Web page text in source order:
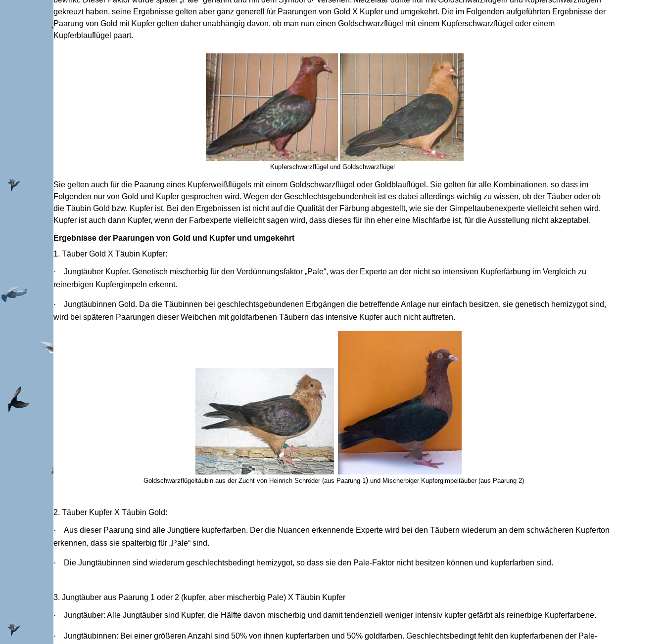
gekreuzt haben, seine Ergebnisse gelten aber ganz generell für Paarungen von Gold X Kupfer und umgekehrt. Die im Folgenden aufgeführten Ergebnisse der
Paarung von Gold mit Kupfer gelten daher unabhängig davon, ob man nun einen Goldschwarzflügel mit einem Kupferschwarzflügel oder einem
Kupferblauflügel paart.
Kupferschwarzflügel und Goldschwarzflügel
Sie gelten auch für die Paarung eines Kupferweißflügels mit einem Goldschwarzflügel oder Goldblauflügel. Sie gelten für alle Kombinationen, so dass im
Folgenden nur von Gold und Kupfer gesprochen wird. Wegen der Geschlechtsgebundenheit ist es dabei allerdings wichtig zu wissen, ob der Täuber oder ob
die Täubin Gold bzw. Kupfer ist. Bei den Ergebnissen ist nicht auf die Qualität der Färbung abgestellt, wie sie der Gimpeltaubenexperte vielleicht sehen wird.
Kupfer ist auch dann Kupfer, wenn der Farbexperte vielleicht sagen wird, dass dieses für ihn eher eine Mischfarbe ist, für die Ausstellung nicht akzeptabel.
Ergebnisse der Paarungen von Gold und Kupfer und umgekehrt
1. Täuber Gold X Täubin Kupfer:
·
Jungtäuber Kupfer. Genetisch mischerbig für den Verdünnungsfaktor „Pale“, was der Experte an der nicht so intensiven Kupferfärbung im Vergleich zu
reinerbigen Kupfergimpeln erkennt.
·
Jungtäubinnen Gold. Da die Täubinnen bei geschlechtsgebundenen Erbgängen die betreffende Anlage nur einfach besitzen, sie genetisch hemizygot sind,
wird bei späteren Paarungen dieser Weibchen mit goldfarbenen Täubern das intensive Kupfer auch nicht auftreten.
Goldschwarzflügeltäubin aus der Zucht von Heinrich Schröder (aus Paarung 1)und Mischerbiger Kupfergimpeltäuber (aus Paarung 2)
2. Täuber Kupfer X Täubin Gold:
·
Aus dieser Paarung sind alle Jungtiere kupferfarben. Der die Nuancen erkennende Experte wird bei den Täubern wiederum an dem schwächeren Kupferton
erkennen, dass sie spalterbig für „Pale“ sind.
· Die Jungtäubinnen sind wiederum geschlechtsbedingt hemizygot, so dass sie den Pale-Faktor nicht besitzen können und kupferfarben sind.
3. Jungtäuber aus Paarung 1 oder 2 (kupfer, aber mischerbig Pale) X Täubin Kupfer
· Jungtäuber: Alle Jungtäuber sind Kupfer, die Hälfte davon mischerbig und damit tendenziell weniger intensiv kupfer gefärbt als reinerbige Kupferfarbene.
·
Jungtäubinnen: Bei einer größeren Anzahl sind 50% von ihnen kupferfarben und 50% goldfarben. Geschlechtsbedingt fehlt den kupferfarbenen der Pale-